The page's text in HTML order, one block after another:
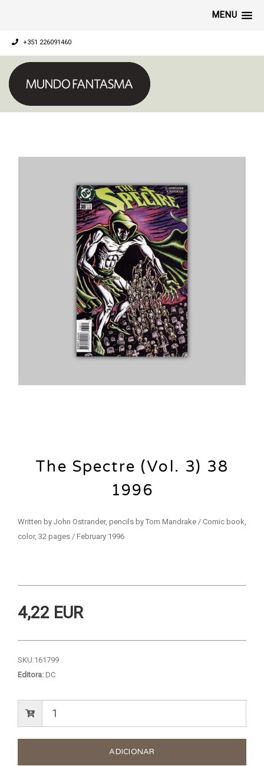
MENU
+351 226091460
The Spectre (Vol. 3) 38
1996
Written by John Ostrander, pencils by Tom Mandrake / Comic book,
color, 32 pages / February 1996
4,22 EUR
SKU:161799
Editora: DC